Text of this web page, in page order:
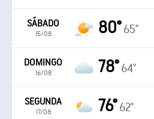
SÁBADO
15/08 80° 65°
DOMINGO
16/08 78° 64°
SEGUNDA
17/08 76° 62°